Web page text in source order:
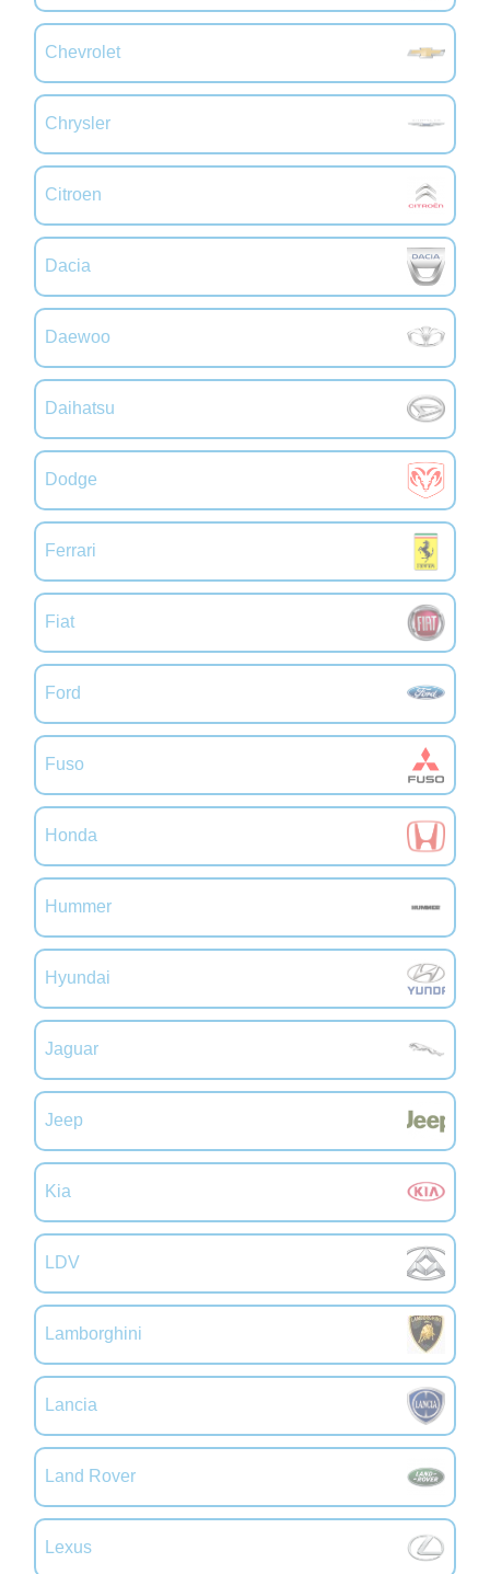
Chevrolet
Chrysler
Citroen
Dacia
Daewoo
Daihatsu
Dodge
Ferrari
Fiat
Ford
Fuso
Honda
Hummer
Hyundai
Jaguar
Jeep
Kia
LDV
Lamborghini
Lancia
Land Rover
Lexus